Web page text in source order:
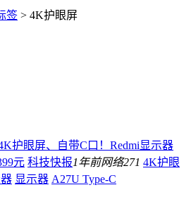
签 > 4K护眼屏
护眼屏、自带C口！Redmi显示器
元 科技快报1年前网络271 4K护眼
显示器 A27U Type-C